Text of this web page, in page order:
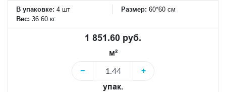
В упаковке: 4 шт Размер: 60*60 см
Вес: 36.60 кг
1 851.60 руб.
м²
−
+
упак.